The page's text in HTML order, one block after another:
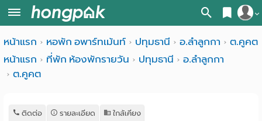
สมัครสมาชิก
เข้าสู่ระบบ
หน้า
แรก
หอพัก ใกล้ฉัน
อ
หน้าแรก หอพัก อพาร์ทเม้นท์ ปทุมธานี อ.ลำลูกกา
ต.คูคต
หน้าแรก
ที่พัก ห้องพักรายวัน ปทุมธานี
อ.ลำลูกกา
ต.คูคต
ติดต่อ รายละเอียด ใกล้เคียง